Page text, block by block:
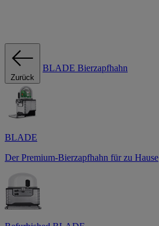
Zurück
BLADE Bierzapfhahn
BLADE
Der Premium-Bierzapfhahn für zu Hause